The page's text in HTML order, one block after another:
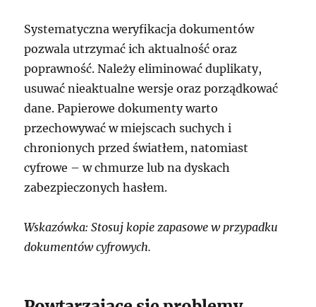
Systematyczna weryfikacja dokumentów
pozwala utrzymać ich aktualność oraz
poprawność. Należy eliminować duplikaty,
usuwać nieaktualne wersje oraz porządkować
dane. Papierowe dokumenty warto
przechowywać w miejscach suchych i
chronionych przed światłem, natomiast
cyfrowe – w chmurze lub na dyskach
zabezpieczonych hasłem.
Wskazówka: Stosuj kopie zapasowe w przypadku
dokumentów cyfrowych.